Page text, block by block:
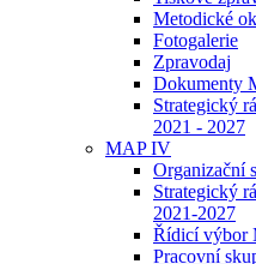
Metodické
Fotogalerie
Zpravodaj
Dokumenty
Strategický
2021 - 2027
MAP IV
Organizační
Strategický
2021-2027
Řídicí výbor
Pracovní